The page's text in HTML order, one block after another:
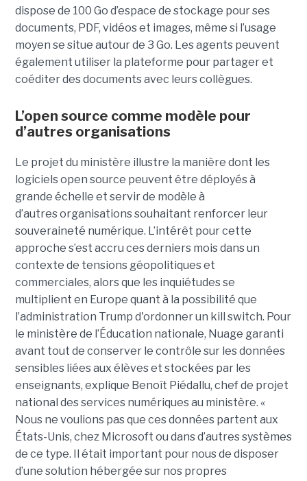
dispose de 100 Go d’espace de stockage pour ses
documents, PDF, vidéos et images, même si l’usage
moyen se situe autour de 3 Go. Les agents peuvent
également utiliser la plateforme pour partager et
coéditer des documents avec leurs collègues.
L’open source comme modèle pour
d’autres organisations
Le projet du ministère illustre la manière dont les
logiciels open source peuvent être déployés à
grande échelle et servir de modèle à
d’autres organisations souhaitant renforcer leur
souveraineté numérique. L’intérêt pour cette
approche s’est accru ces derniers mois dans un
contexte de tensions géopolitiques et
commerciales, alors que les inquiétudes se
multiplient en Europe quant à la possibilité que
l’administration Trump d'ordonner un kill switch. Pour
le ministère de l’Éducation nationale, Nuage garanti
avant tout de conserver le contrôle sur les données
sensibles liées aux élèves et stockées par les
enseignants, explique Benoît Piédallu, chef de projet
national des services numériques au ministère. «
Nous ne voulions pas que ces données partent aux
États-Unis, chez Microsoft ou dans d’autres systèmes
de ce type. Il était important pour nous de disposer
d’une solution hébergée sur nos propres